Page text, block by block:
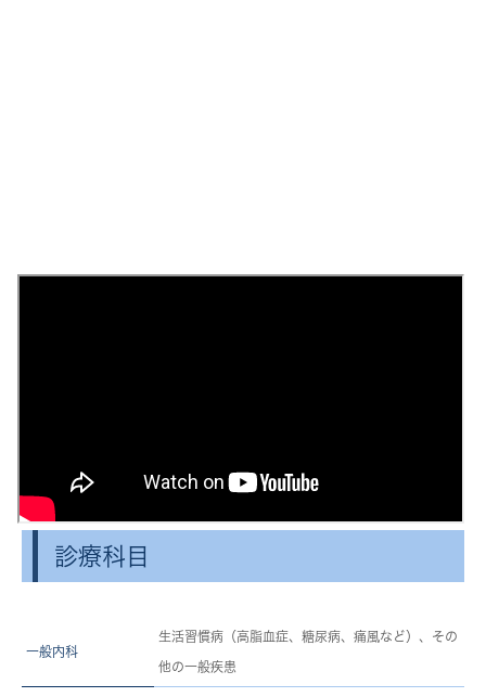
診療科目
一般内科
生活習慣病（高脂血症、糖尿病、痛風など）、その
他の一般疾患